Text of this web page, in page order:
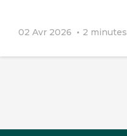
02 Avr 2026 2 minutes